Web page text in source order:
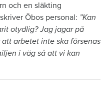
och en släkting
Öbos personal: ”Kan
otydlig? Jag jagar på
arbetet inte ska försenas
i väg så att vi kan